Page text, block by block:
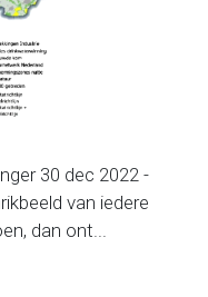
30 dec 2022 -
van iedere
dan ont...